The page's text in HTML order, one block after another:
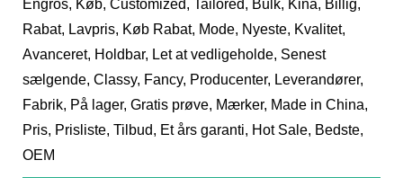
Engros, Køb, Customized, Tailored, Bulk, Kina, Billig,
Rabat, Lavpris, Køb Rabat, Mode, Nyeste, Kvalitet,
Avanceret, Holdbar, Let at vedligeholde, Senest
sælgende, Classy, ​​Fancy, Producenter, Leverandører,
Fabrik, På lager, Gratis prøve, Mærker, Made in China,
Pris, Prisliste, Tilbud, Et års garanti, Hot Sale, Bedste,
OEM